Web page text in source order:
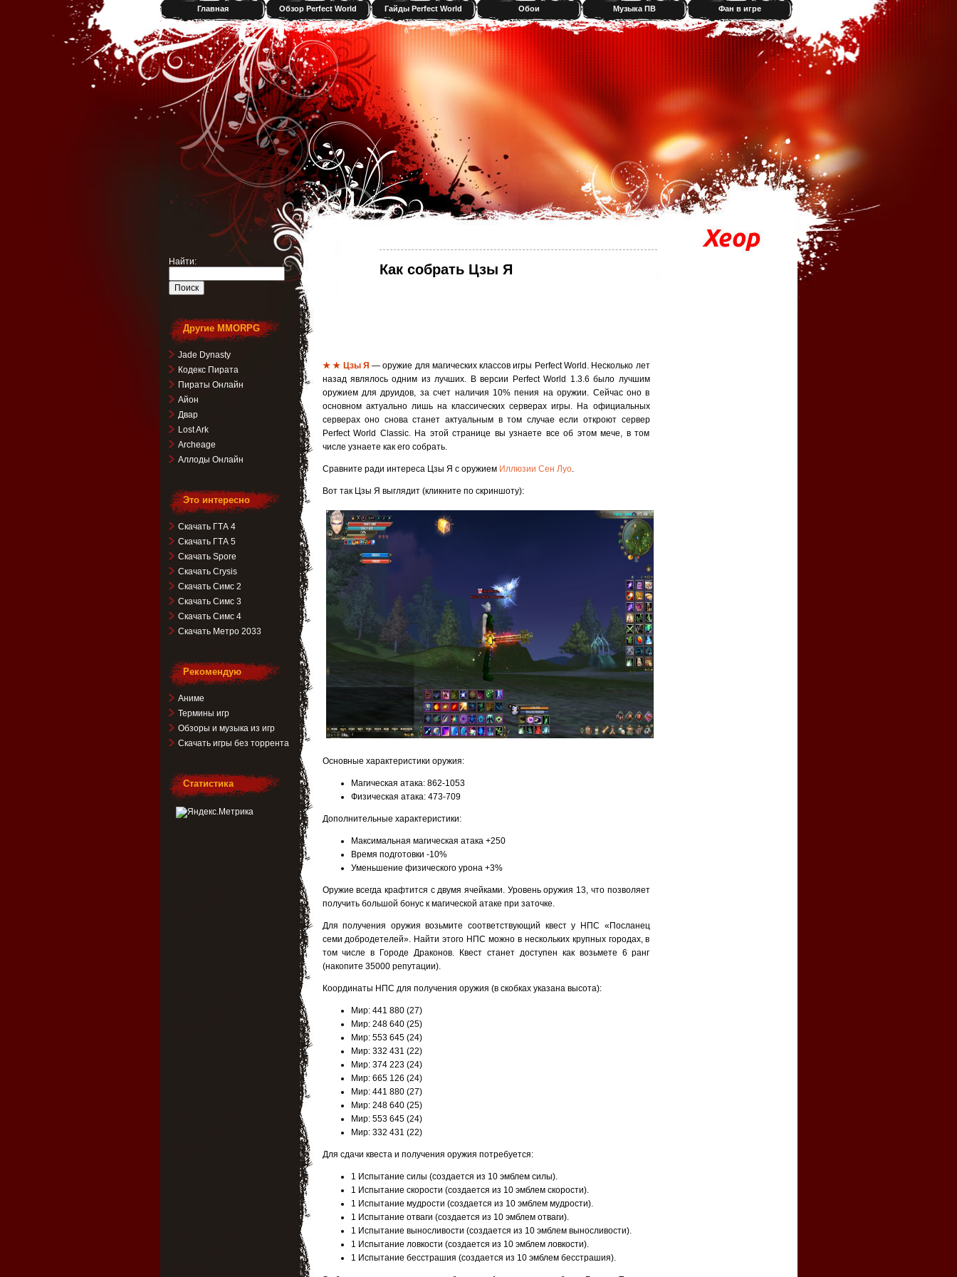
Главная Обзор Perfect World Гайды Perfect World Обои Музыка ПВ Фан в игре
Как собрать Цзы Я
★ ★ Цзы Я — оружие для магических классов игры Perfect World. Несколько лет
назад являлось одним из лучших. В версии Perfect World 1.3.6 было лучшим
оружием для друидов, за счет наличия 10% пения на оружии. Сейчас оно в
основном актуально лишь на классических серверах игры. На официальных
серверах оно снова станет актуальным в том случае если откроют сервер
Perfect World Classic. На этой странице вы узнаете все об этом мече, в том
числе узнаете как его собрать.
Сравните ради интереса Цзы Я с оружием Иллюзии Сен Луо.
Вот так Цзы Я выглядит (кликните по скриншоту):
Основные характеристики оружия:
Магическая атака: 862-1053
Физическая атака: 473-709
Дополнительные характеристики:
Максимальная магическая атака +250
Время подготовки -10%
Уменьшение физического урона +3%
Оружие всегда крафтится с двумя ячейками. Уровень оружия 13, что позволяет
получить большой бонус к магической атаке при заточке.
Для получения оружия возьмите соответствующий квест у НПС «Посланец
семи добродетелей». Найти этого НПС можно в нескольких крупных городах, в
том числе в Городе Драконов. Квест станет доступен как возьмете 6 ранг
(накопите 35000 репутации).
Координаты НПС для получения оружия (в скобках указана высота):
Мир: 441 880 (27)
Мир: 248 640 (25)
Мир: 553 645 (24)
Мир: 332 431 (22)
Мир: 374 223 (24)
Мир: 665 126 (24)
Мир: 441 880 (27)
Мир: 248 640 (25)
Мир: 553 645 (24)
Мир: 332 431 (22)
Для сдачи квеста и получения оружия потребуется:
1 Испытание силы (создается из 10 эмблем силы).
1 Испытание скорости (создается из 10 эмблем скорости).
1 Испытание мудрости (создается из 10 эмблем мудрости).
1 Испытание отваги (создается из 10 эмблем отваги).
1 Испытание выносливости (создается из 10 эмблем выносливости).
1 Испытание ловкости (создается из 10 эмблем ловкости).
1 Испытание бесстрашия (создается из 10 эмблем бесстрашия).
Найти:
Другие MMORPG
Jade Dynasty
Кодекс Пирата
Пираты Онлайн
Айон
Двар
Lost Ark
Archeage
Аллоды Онлайн
Это интересно
Скачать ГТА 4
Скачать ГТА 5
Скачать Spore
Скачать Crysis
Скачать Симс 2
Скачать Симс 3
Скачать Симс 4
Скачать Метро 2033
Рекомендую
Аниме
Термины игр
Обзоры и музыка из игр
Скачать игры без торрента
Статистика